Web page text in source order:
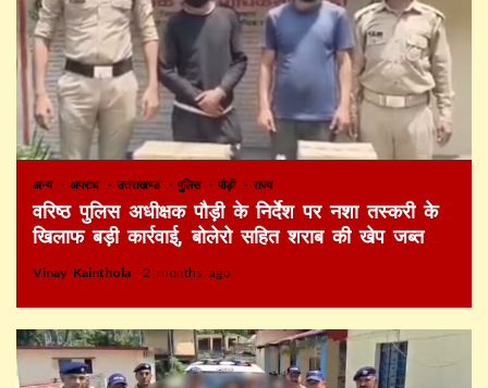
अन्य अपराध उत्तराखण्ड पुलिस पौड़ी राज्य
वरिष्ठ पुलिस अधीक्षक पौड़ी के निर्देश पर नशा तस्करी के
खिलाफ बड़ी कार्रवाई, बोलेरो सहित शराब की खेप जब्त
Vinay Kainthola 2 months ago